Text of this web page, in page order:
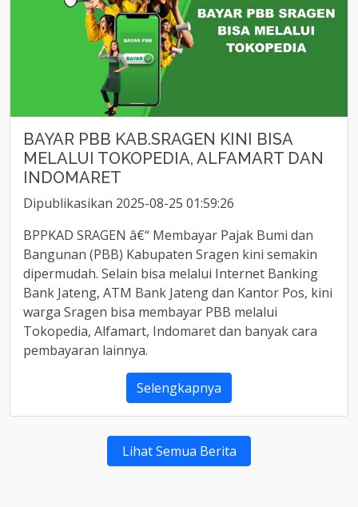
BAYAR PBB KAB.SRAGEN KINI BISA
MELALUI TOKOPEDIA, ALFAMART DAN
INDOMARET
Dipublikasikan 2025-08-25 01:59:26
BPPKAD SRAGEN â€“ Membayar Pajak Bumi dan
Bangunan (PBB) Kabupaten Sragen kini semakin
dipermudah. Selain bisa melalui Internet Banking
Bank Jateng, ATM Bank Jateng dan Kantor Pos, kini
warga Sragen bisa membayar PBB melalui
Tokopedia, Alfamart, Indomaret dan banyak cara
pembayaran lainnya.
Selengkapnya
Lihat Semua Berita